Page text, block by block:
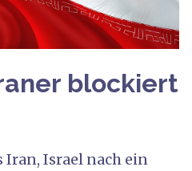
blockiert
Iran, Israel nach ein